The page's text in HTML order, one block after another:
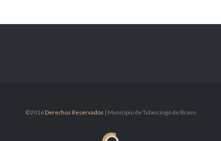
©2016Derechos Reservados | Municipio de Tulancingo de Bravo